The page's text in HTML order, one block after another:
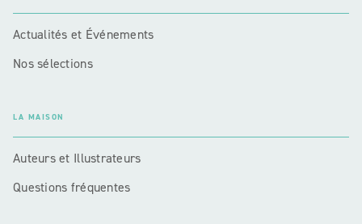
Actualités et Événements
Nos sélections
LA MAISON
Auteurs et Illustrateurs
Questions fréquentes